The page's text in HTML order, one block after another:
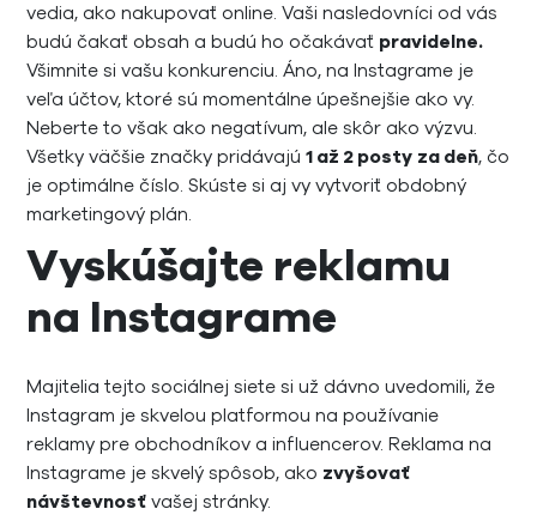
vedia, ako nakupovať online. Vaši nasledovníci od vás
budú čakať obsah a budú ho očakávať pravidelne.
Všimnite si vašu konkurenciu. Áno, na Instagrame je
veľa účtov, ktoré sú momentálne úpešnejšie ako vy.
Neberte to však ako negatívum, ale skôr ako výzvu.
Všetky väčšie značky pridávajú1 až 2 posty za deň, čo
je optimálne číslo. Skúste si aj vy vytvoriť obdobný
marketingový plán.
Vyskúšajte reklamu
na Instagrame
Majitelia tejto sociálnej siete si už dávno uvedomili, že
Instagram je skvelou platformou na používanie
reklamy pre obchodníkov a influencerov. Reklama na
Instagrame je skvelý spôsob, ako zvyšovať
návštevnosť vašej stránky.